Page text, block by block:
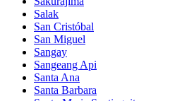
Salak
San Cristóbal
San Miguel
Sangay
Sangeang Api
Santa Ana
Santa Barbara